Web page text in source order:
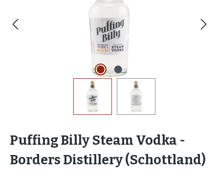
Puffing Billy Steam Vodka -
Borders Distillery (Schottland)